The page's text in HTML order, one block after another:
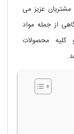
عزیز می
از جمله مواد
کلیه محصولات